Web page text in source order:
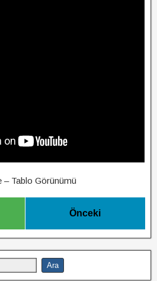
– Tablo Görünümü
Önceki